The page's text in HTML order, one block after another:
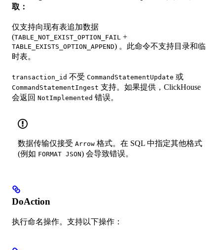
取：
仅支持向现有表追加数据
(TABLE_NOT_EXIST_OPTION_FAIL +
TABLE_EXISTS_OPTION_APPEND) 。此命令不支持目录和临
时表。
transaction_id 不受 CommandStatementUpdate 或
CommandStatementIngest 支持。如果提供，ClickHouse
会返回 NotImplemented 错误。
数据传输仅接受 Arrow 格式。在 SQL 中指定其他格式
(例如 FORMAT JSON) 会导致错误。
DoAction
执行命名操作。支持以下操作：